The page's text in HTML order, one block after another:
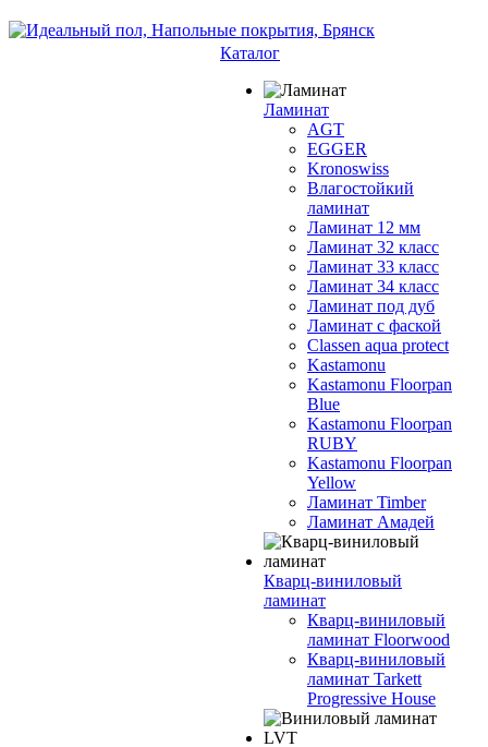
Каталог
Ламинат
AGT
EGGER
Kronoswiss
Влагостойкий
ламинат
Ламинат 12 мм
Ламинат 32 класс
Ламинат 33 класс
Ламинат 34 класс
Ламинат под дуб
Ламинат с фаской
Classen aqua protect
Kastamonu
Kastamonu Floorpan
Blue
Kastamonu Floorpan
RUBY
Kastamonu Floorpan
Yellow
Ламинат Timber
Ламинат Амадей
Кварц-виниловый
ламинат
Кварц-виниловый
ламинат Floorwood
Кварц-виниловый
ламинат Tarkett
Progressive House